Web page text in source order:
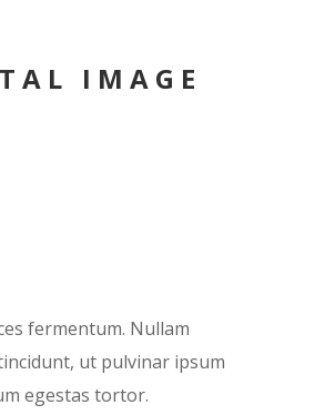
IMAGE
fermentum. Nullam
ut pulvinar ipsum
egestas tortor.